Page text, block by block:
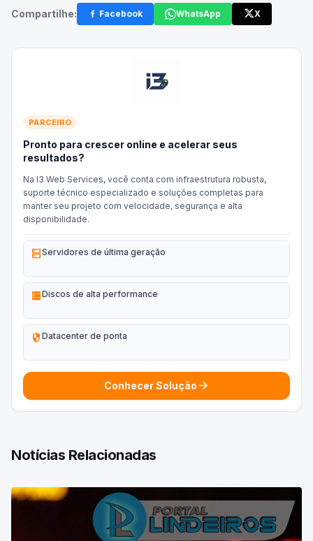
Compartilhe: Facebook WhatsApp X
PARCEIRO
Pronto para crescer online e acelerar seus
resultados?
Na I3 Web Services, você conta com infraestrutura robusta,
suporte técnico especializado e soluções completas para
manter seu projeto com velocidade, segurança e alta
disponibilidade.
dnsServidores de última geração
storageDiscos de alta performance
security Datacenter de ponta
Conhecer Solução arrow_forward
Notícias Relacionadas